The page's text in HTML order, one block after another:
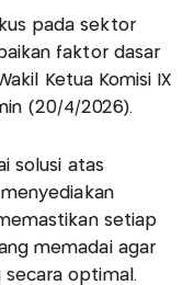
pada sektor
faktor dasar
Ketua Komisi IX
(20/4/2026).
solusi atas
setiap
memadai agar
optimal.